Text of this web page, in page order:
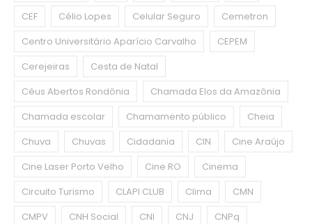
CEF
Célio Lopes Celular Seguro
Cemetron
Centro Universitário Aparício Carvalho
CEPEM
Cerejeiras
Cesta de Natal
Céus Abertos Rondônia
Chamada Elos da Amazônia
Chamada escolar
Chamamento público
Cheia
Chuva
Chuvas Cidadania CIN
Cine Araújo
Cine Laser Porto Velho
Cine RO
Cinema
Circuito Turismo
CLAPI CLUB Clima
CMN
CMPV
CNH Social CNI CNJ
CNPq